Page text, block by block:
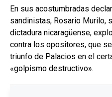
En sus acostumbradas
sandinistas, Rosario Murilo,
dictadura nicaragüense,
contra los opositores, que
triunfo de Palacios en el
«golpismo destructivo».